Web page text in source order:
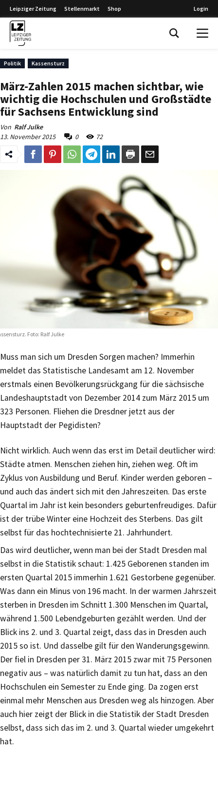
Leipziger Zeitung Stellenmarkt Shop Login
Politik Kassensturz
März-Zahlen 2015 machen sichtbar, wie
wichtig die Hochschulen und Großstädte
für Sachsens Entwicklung sind
Von Ralf Julke
13. November 2015
0 72
Foto: Ralf Julke
Muss man sich um Dresden Sorgen machen? Immerhin
meldet das Statistische Landesamt am 12. November
erstmals einen Bevölkerungsrückgang für die sächsische
Landeshauptstadt von Dezember 2014 zum März 2015 um
323 Personen. Fliehen die Dresdner jetzt aus der
Hauptstadt der Pegidisten?
Nicht wirklich. Auch wenn das erst im Detail deutlicher wird:
Städte atmen. Menschen ziehen hin, ziehen weg. Oft im
Zyklus von Ausbildung und Beruf. Kinder werden geboren –
und auch das ändert sich mit den Jahreszeiten. Das erste
Quartal im Jahr ist kein besonders geburtenfreudiges. Dafür
ist der trübe Winter eine Hochzeit des Sterbens. Das gilt
selbst für das hochtechnisierte 21. Jahrhundert.
Das wird deutlicher, wenn man bei der Stadt Dresden mal
selbst in die Statistik schaut: 1.425 Geborenen standen im
ersten Quartal 2015 immerhin 1.621 Gestorbene gegenüber.
Was dann ein Minus von 196 macht. In der warmen Jahrszeit
sterben in Dresden im Schnitt 1.300 Menschen im Quartal,
während 1.500 Lebendgeburten gezählt werden. Und der
Blick ins 2. und 3. Quartal zeigt, dass das in Dresden auch
2015 so ist. Und dasselbe gilt für den Wanderungsgewinn.
Der fiel in Dresden per 31. März 2015 zwar mit 75 Personen
negativ aus – was natürlich damit zu tun hat, dass an den
Hochschulen ein Semester zu Ende ging. Da zogen erst
einmal mehr Menschen aus Dresden weg als hinzogen. Aber
auch hier zeigt der Blick in die Statistik der Stadt Dresden
selbst, dass sich das im 2. und 3. Quartal wieder umgekehrt
hat.